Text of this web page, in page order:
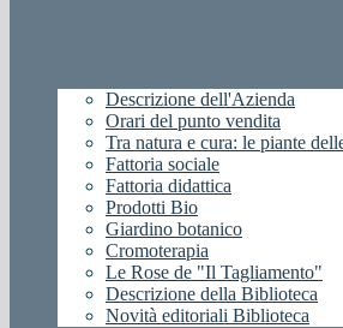
Descrizione dell'Azienda
Orari del punto vendita
Tra natura e cura: le piante
Fattoria sociale
Fattoria didattica
Prodotti Bio
Giardino botanico
Cromoterapia
Le Rose de "Il Tagliamento"
Descrizione della Biblioteca
Novità editoriali Biblioteca